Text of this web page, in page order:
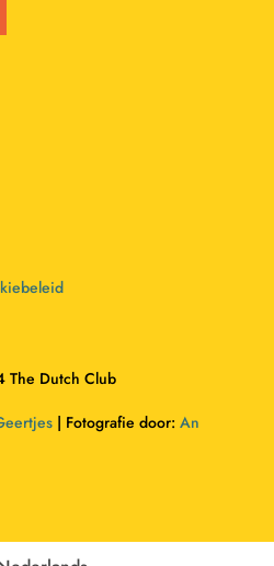
The Dutch Club
| Fotografie door: An